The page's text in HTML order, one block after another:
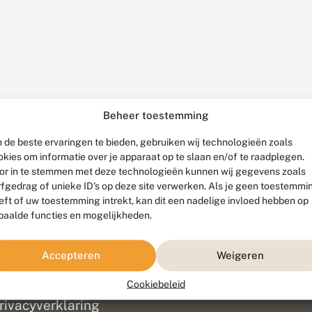
Beheer toestemming
de beste ervaringen te bieden, gebruiken wij technologieën zoals
om informatie over je apparaat op te slaan en/of te raadplegen.
in te stemmen met deze technologieën kunnen wij gegevens zoals
of unieke ID's op deze site verwerken. Als je geen
of uw toestemming intrekt, kan dit een nadelige invloed hebben op
functies en mogelijkheden.
Accepteren Weigeren
Cookiebeleid
Go2People, ontworpen door